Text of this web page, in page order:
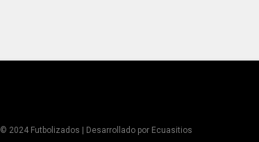
2024 Futbolizados | Desarrollado por Ecuasitios